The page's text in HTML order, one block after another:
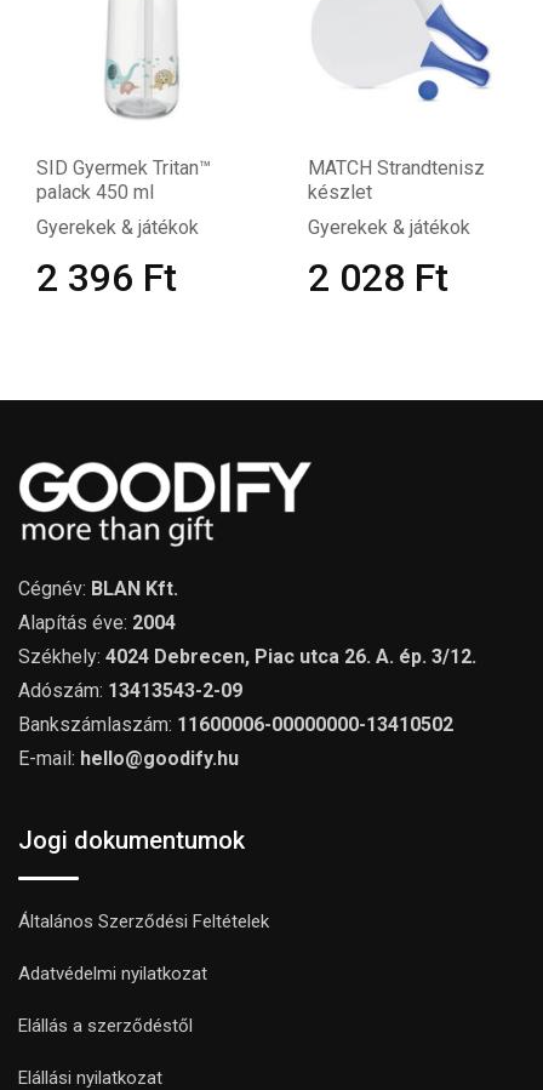
SID Gyermek Tritan™
palack 450 ml
Gyerekek & játékok
2 396 Ft
MATCH Strandtenisz
készlet
Gyerekek & játékok
2 028 Ft
Cégnév: BLAN Kft.
Alapítás éve: 2004
Székhely: 4024 Debrecen, Piac utca 26. A. ép. 3/12.
Adószám: 13413543-2-09
Bankszámlaszám: 11600006-00000000-13410502
E-mail: hello@goodify.hu
Jogi dokumentumok
Általános Szerződési Feltételek
Adatvédelmi nyilatkozat
Elállás a szerződéstől
Elállási nyilatkozat